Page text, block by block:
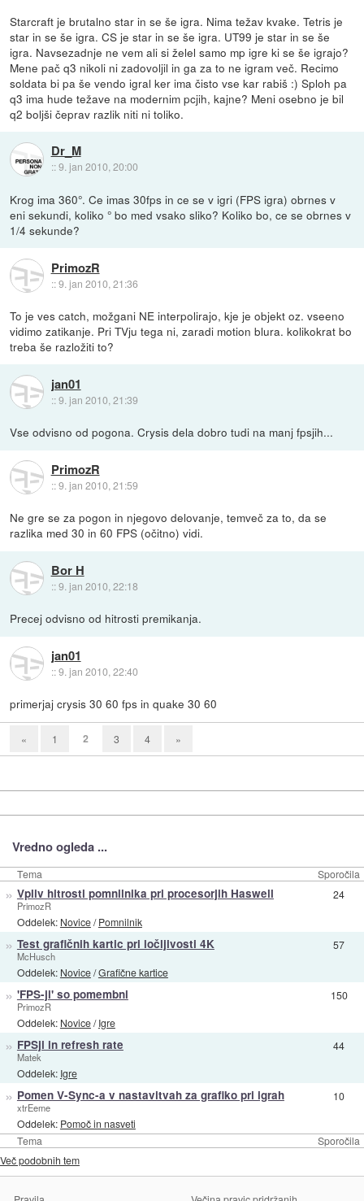
Starcraft je brutalno star in se še igra. Nima težav kvake. Tetris je
star in se še igra. CS je star in se še igra. UT99 je star in se še
igra. Navsezadnje ne vem ali si želel samo mp igre ki se še igrajo?
Mene pač q3 nikoli ni zadovoljil in ga za to ne igram več. Recimo
soldata bi pa še vendo igral ker ima čisto vse kar rabiš :) Sploh pa
q3 ima hude težave na modernim pcjih, kajne? Meni osebno je bil
q2 boljši čeprav razlik niti ni toliko.
Dr_M
::9. jan 2010, 20:00
Krog ima 360°. Ce imas 30fps in ce se v igri (FPS igra) obrnes v
eni sekundi, koliko ° bo med vsako sliko? Koliko bo, ce se obrnes v
1/4 sekunde?
PrimozR
::9. jan 2010, 21:36
To je ves catch, možgani NE interpolirajo, kje je objekt oz. vseeno
vidimo zatikanje. Pri TVju tega ni, zaradi motion blura. kolikokrat bo
treba še razložiti to?
jan01
::9. jan 2010, 21:39
Vse odvisno od pogona. Crysis dela dobro tudi na manj fpsjih...
PrimozR
::9. jan 2010, 21:59
Ne gre se za pogon in njegovo delovanje, temveč za to, da se
razlika med 30 in 60 FPS (očitno) vidi.
Bor H
::9. jan 2010, 22:18
Precej odvisno od hitrosti premikanja.
jan01
::9. jan 2010, 22:40
primerjaj crysis 30 60 fps in quake 30 60
« 1 2 3 4 »
Vredno ogleda ...
Tema Sporočila
Tema Sporočila
» Vpliv hitrosti pomnilnika pri procesorjih Haswell
PrimozR
Oddelek: Novice/Pomnilnik
24
» Test grafičnih kartic pri ločljivosti 4K
McHusch
Oddelek: Novice/Grafične kartice
57
» 'FPS-ji' so pomembni
PrimozR
Oddelek: Novice/Igre
150
» FPSji in refresh rate
Matek
Oddelek: Igre
44
» Pomen V-Sync-a v nastavitvah za grafiko pri igrah
xtrEeme
Oddelek: Pomoč in nasveti
10
Več podobnih tem